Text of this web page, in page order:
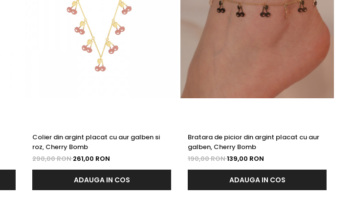
Colier din argint placat cu aur galben si
roz, Cherry Bomb
290,00 RON261,00 RON
ADAUGA IN COS
Bratara de picior din argint placat cu aur
galben, Cherry Bomb
190,00 RON139,00 RON
ADAUGA IN COS